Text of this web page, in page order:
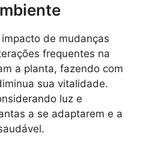
de mudanças
frequentes na
a planta, fazendo com
sua vitalidade.
luz e
a se adaptarem e a